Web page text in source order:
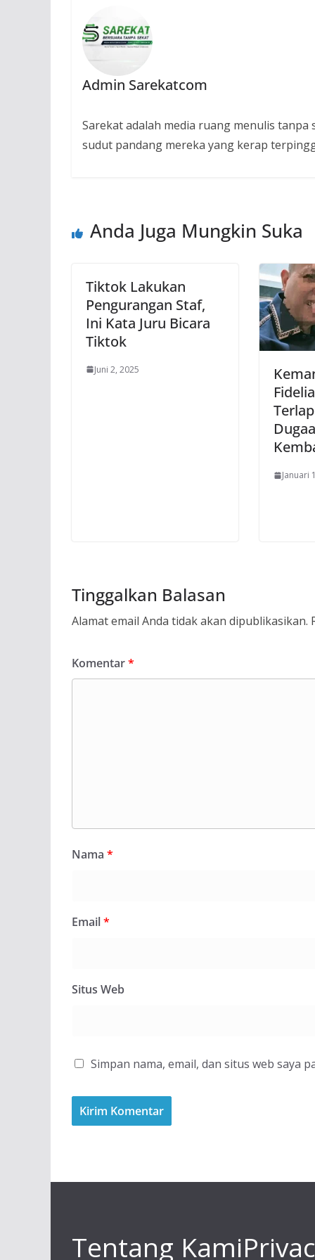
Admin Sarekatcom
Sarekat adalah media ruang menulis
sudut pandang mereka yang kerap
Anda Juga Mungkin Suka
Tiktok Lakukan
Pengurangan Staf,
Ini Kata Juru Bicara
Tiktok
Juni 2, 2025
Januari
Tinggalkan Balasan
Alamat email Anda tidak akan dipublikasikan.
Komentar*
Nama *
Email*
Situs Web
Simpan nama, email, dan situs web saya
Tentang Kami